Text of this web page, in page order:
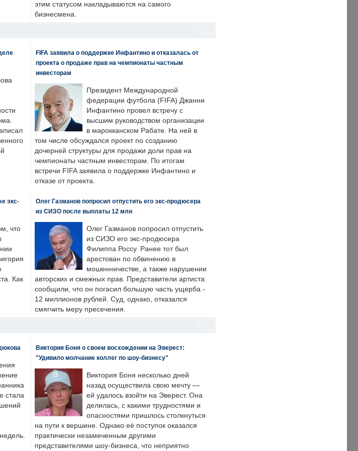
этим статусом накладываются на самого
бизнесмена.
FIFA заявила о поддержке Инфантино и отказалась от
проекта о продаже прав на чемпионаты частным
инвесторам
Президент Международной
федерации футбола (FIFA) Джанни
Инфантино провел встречу с
высшим руководством организации
в марокканском Рабате. На ней в
том числе обсуждался проект по созданию
дочерней структуры для продажи доли прав на
чемпионаты частным инвесторам. По итогам
встречи FIFA заявила о поддержке Инфантино и
отказе от проекта.
экс-
что
Как
Олег Газманов попросил отпустить его экс-продюсера
из СИЗО после выплаты 12 млн
Олег Газманов попросил отпустить
из СИЗО его экс-продюсера
Филиппа Россу. Ранее тот был
арестован по обвинению в
мошенничестве, а также нарушении
авторских и смежных прав. Представители артиста
сообщили, что он погасил большую часть ущерба -
12 миллионов рублей. Суд, однако, отказался
смягчить меру пресечения.
стала
Виктория Боня о своем восхождении на Эверест:
"Удивило молчание коллег по шоу-бизнесу"
Виктория Боня несколько дней
назад осуществила свою мечту —
ей удалось взойти на Эверест. Она
делилась, с какими трудностями и
опасностями пришлось столкнуться
на пути к вершине. Однако её поступок оказался
практически незамеченным другими
представителями шоу-бизнеса, что неприятно